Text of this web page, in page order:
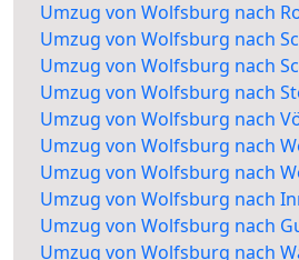
Umzug von Wolfsburg nach
Umzug von Wolfsburg nach
Umzug von Wolfsburg nach
Umzug von Wolfsburg nach
Umzug von Wolfsburg nach
Umzug von Wolfsburg nach
Umzug von Wolfsburg nach
Umzug von Wolfsburg nach
Umzug von Wolfsburg nach
Umzug von Wolfsburg nach